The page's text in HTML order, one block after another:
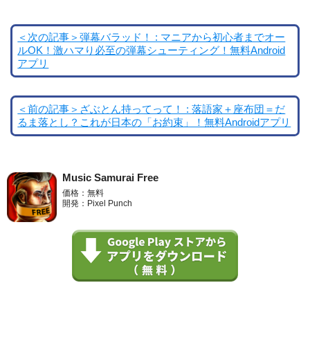
＜次の記事＞弾幕バラッド！ : マニアから初心者までオー
ルOK！激ハマり必至の弾幕シューティング！無料Android
アプリ
＜前の記事＞ざぶとん持ってって！ : 落語家＋座布団＝だ
るま落とし？これが日本の「お約束」！無料Androidアプリ
Music Samurai Free
価格：無料
開発：Pixel Punch